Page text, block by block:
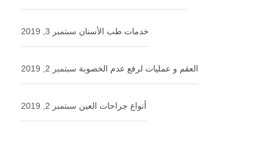
خدمات طب الأسنان سبتمبر 3, 2019
العقم و عملیات لرفع عدم الخصوبة سبتمبر 2, 2019
أنواع جراحات العين سبتمبر 2, 2019